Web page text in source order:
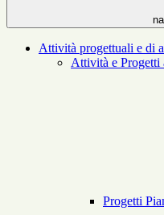
Attività progettuali e di
Attività e Progetti
Progetti